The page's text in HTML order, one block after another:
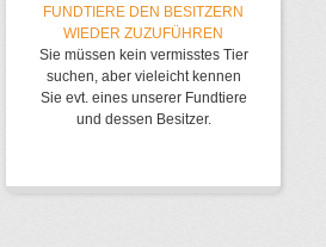
FUNDTIERE DEN BESITZERN
WIEDER ZUZUFÜHREN
Sie müssen kein vermisstes Tier
suchen, aber vieleicht kennen
Sie evt. eines unserer Fundtiere
und dessen Besitzer.